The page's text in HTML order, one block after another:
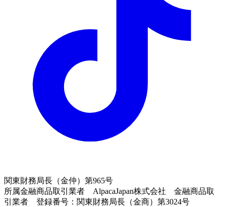
関東財務局長（金仲）第965号
所属金融商品取引業者 AlpacaJapan株式会社 金融商品取
引業者 登録番号：関東財務局長（金商）第3024号